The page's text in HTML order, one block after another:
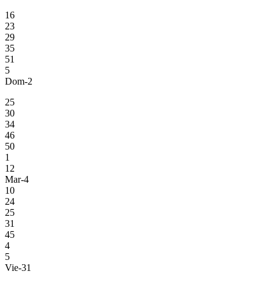
16
23
29
35
51
5
Dom-2
25
30
34
46
50
1
12
Mar-4
10
24
25
31
45
4
5
Vie-31